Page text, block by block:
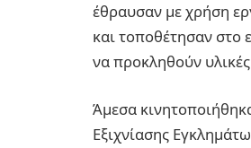
έθραυσαν με χρήση
και τοποθέτησαν στο
να προκληθούν
Άμεσα
Εξιχνίασης